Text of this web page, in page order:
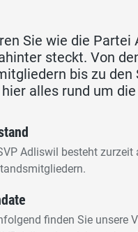
Sie wie die Partei
steckt. Von
bis zu den
alles rund um
Adliswil besteht zurzeit
finden Sie unsere